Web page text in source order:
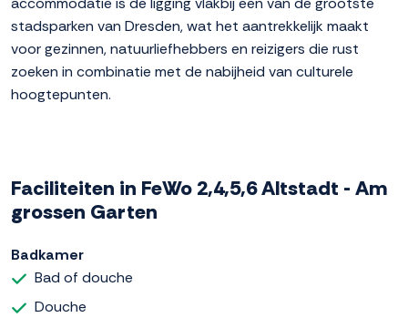
stadsparken van Dresden, wat het aantrekkelijk maakt
voor gezinnen, natuurliefhebbers en reizigers die rust
zoeken in combinatie met de nabijheid van culturele
hoogtepunten.
Faciliteiten in FeWo 2,4,5,6 Altstadt - Am
grossen Garten
Badkamer
Bad of douche
Douche